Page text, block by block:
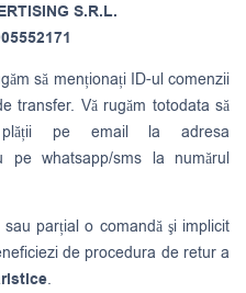
S.R.L.
să menționați ID-ul comenzii
transfer. Vă rugăm totodata să
pe email la adresa
pe whatsapp/sms la numărul
parțial o comandă şi implicit
de procedura de retur a
.